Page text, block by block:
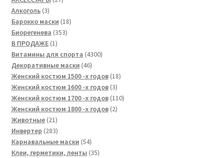
Алкоголь 33
товара
Барокко маски 1818
Биорегенева 353353
В ПРОДАЖЕ 11
товар
Витамины для спорта 43004300
Декоративные маски 4646
товаров
Женский костюм 1500 -х годов 1818
Женский костюм 1600 -х годов 33
товара
Женский костюм 1700 -х годов 110110
Женский костюм 1800 -х годов 22
Животные 2121
товар
Инвертер 283283
товара
Карнавальные маски 5454
товара
Клеи, герметики, ленты 3535